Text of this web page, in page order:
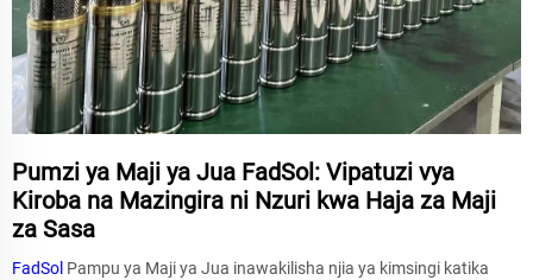
Pumzi ya Maji ya Jua FadSol: Vipatuzi vya
Kiroba na Mazingira ni Nzuri kwa Haja za Maji
za Sasa
FadSol Pampu ya Maji ya Jua inawakilisha njia ya kimsingi katika